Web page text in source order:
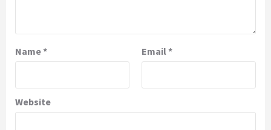
Name* Email *
Website